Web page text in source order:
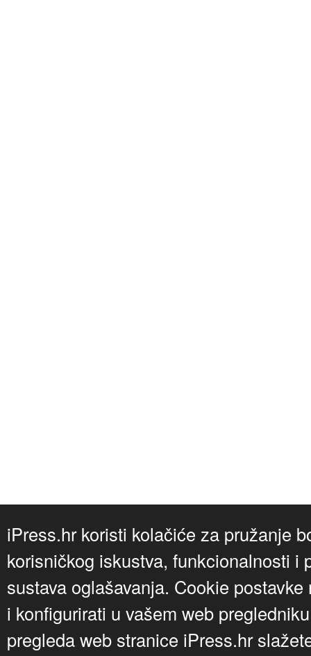
iPress.hr koristi kolačiće za pružanje
korisničkog iskustva, funkcionalnosti i
sustava oglašavanja. Cookie
i konfigurirati u vašem web
pregleda web stranice iPress.hr